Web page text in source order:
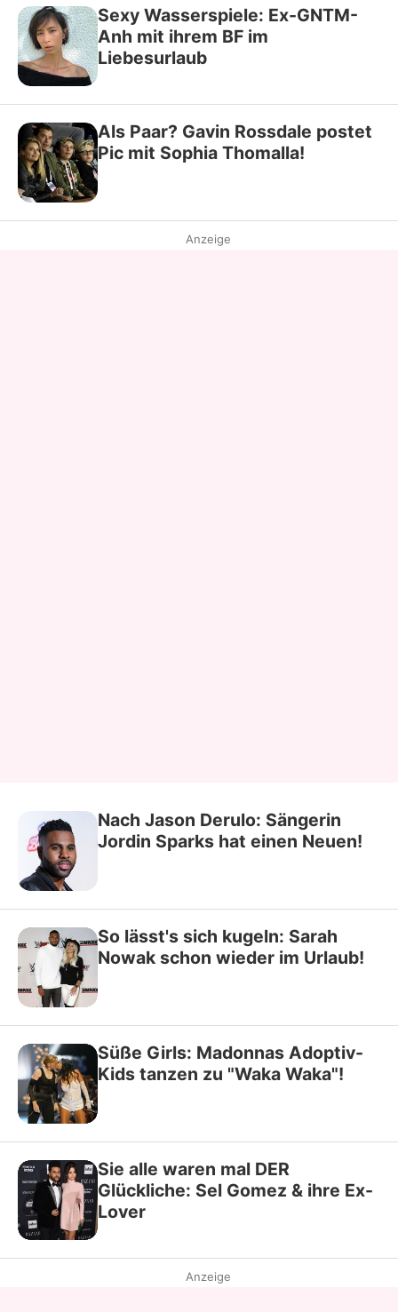
Sexy Wasserspiele: Ex-GNTM-
Anh mit ihrem BF im
Liebesurlaub
Als Paar? Gavin Rossdale postet
Pic mit Sophia Thomalla!
Anzeige
Nach Jason Derulo: Sängerin
Jordin Sparks hat einen Neuen!
So lässt's sich kugeln: Sarah
Nowak schon wieder im Urlaub!
Süße Girls: Madonnas Adoptiv-
Kids tanzen zu "Waka Waka"!
Sie alle waren mal DER
Glückliche: Sel Gomez & ihre Ex-
Lover
Anzeige